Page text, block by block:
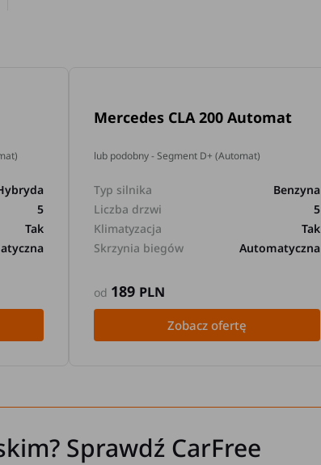
5
Tak
Mercedes CLA 200 Automat
lub podobny - Segment D+ (Automat)
Typ silnika
Benzyna
Liczba drzwi
5
Klimatyzacja
Tak
Skrzynia biegów
Automatyczna
od 189 PLN
Zobacz ofertę
Sprawdź CarFree